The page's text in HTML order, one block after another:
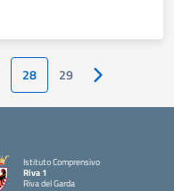
28 29 Pagina
Istituto Comprensivo
Riva 1
Riva del Garda